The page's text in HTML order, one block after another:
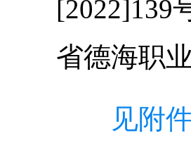
[2022]139
省德海职
见附